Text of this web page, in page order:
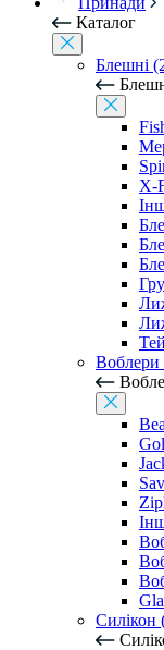
Каталог
Блешні
X-
Воблери
Силікон